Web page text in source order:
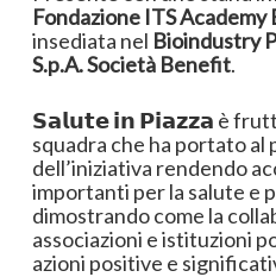
Fondazione ITS
insediata nel Bioindustry
S.p.A. Società Benefit.
𝗦𝗮𝗹𝘂𝘁𝗲 𝗶𝗻 𝗣𝗶𝗮𝘇𝘇𝗮 è
squadra che ha portato al
dell’iniziativa rendendo
importanti per la salute e
dimostrando come la
associazioni e istituzioni
azioni positive e